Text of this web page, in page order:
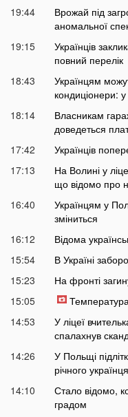
19:44
Врожай під
аномальної
19:15
Українців
повний перелік
18:43
Українцям
кондиціонери:
18:14
Власникам
доведеться
17:42
Українців
17:13
На Волині у
що відомо про
16:40
Українцям у
зміниться
16:12
Відома
15:54
В Україні
15:23
На фронті
15:05
14:53
У ліцеї
спалахнув
14:26
У Польщі
річного українця
14:10
Стало відомо,
градом